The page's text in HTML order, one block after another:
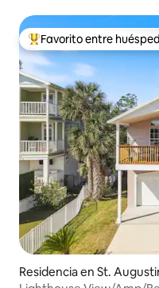
De los mejores en
Favorito entre
Residencia en St.